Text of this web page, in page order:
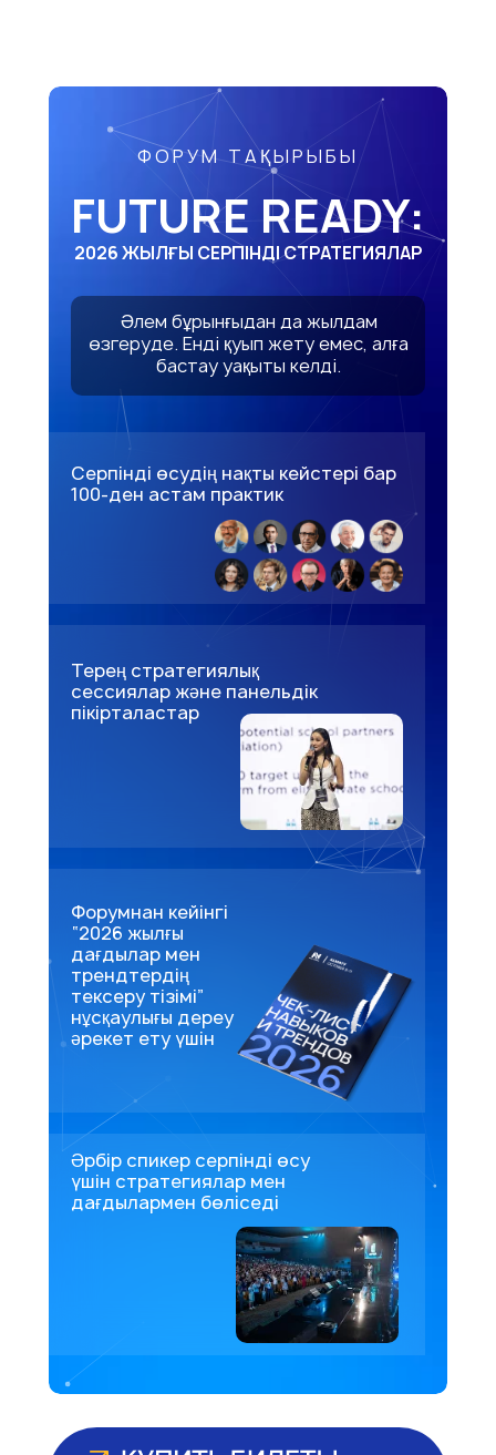
ФОРУМ ТАҚЫРЫБЫ
FUTURE READY:
2026 ЖЫЛҒЫ СЕРПІНДІ СТРАТЕГИЯЛАР
Әлем бұрынғыдан да жылдам
өзгеруде. Енді қуып жету емес, алға
бастау уақыты келді.
Серпінді өсудің нақты кейстері бар
100-ден астам практик
Терең стратегиялық
сессиялар және панельдік
пікірталастар
Форумнан кейінгі
“2026 жылғы
дағдылар мен
трендтердің
тексеру тізімі”
нұсқаулығы дереу
әрекет ету үшін
Әрбір спикер серпінді өсу
үшін стратегиялар мен
дағдылармен бөліседі